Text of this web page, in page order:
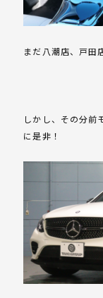
まだ八潮店、戸田
しかし、その分前
に是非！